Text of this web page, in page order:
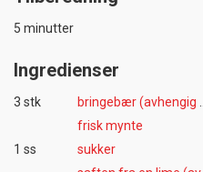
5 minutter
Ingredienser
3 stk
frisk mynte
1 ss
sukker